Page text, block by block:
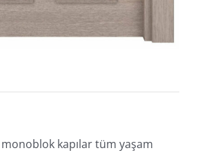
kapılar tüm yaşam